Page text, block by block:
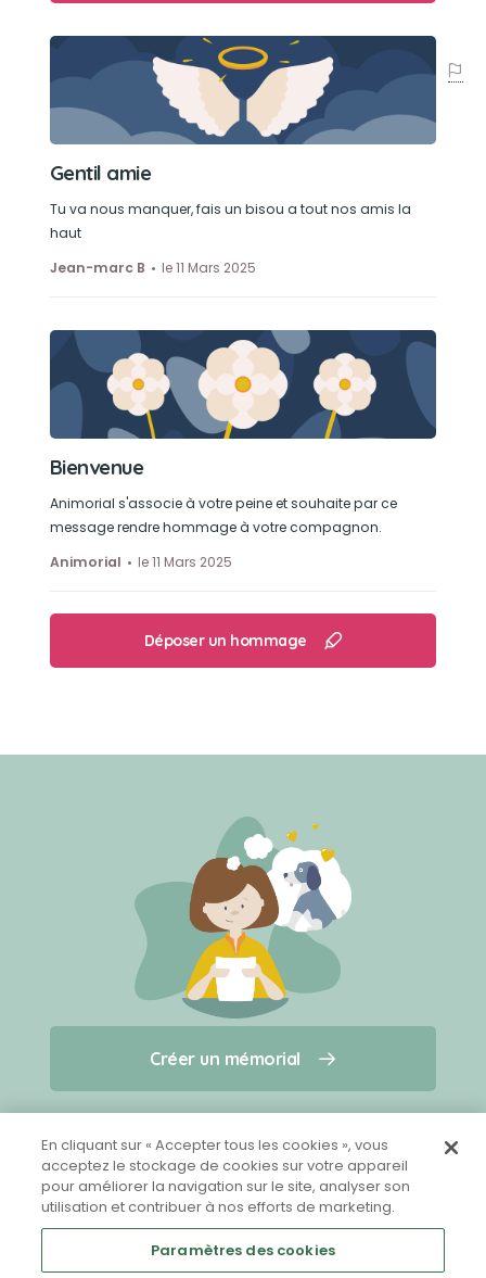
Créer un mémorial
Qui sommes-nous ?
Nous contacter
Partager sur Facebook
Gentil amie
Tu va nous manquer, fais un bisou a tout nos amis la
haut
Jean-marc B
le 11 Mars 2025
Bienvenue
Animorial s'associe à votre peine et souhaite par ce
message rendre hommage à votre compagnon.
Animorial
le 11 Mars 2025
Déposer un hommage
Créer un mémorial
En cliquant sur « Accepter tous les cookies », vous
acceptez le stockage de cookies sur votre appareil
pour améliorer la navigation sur le site, analyser son
utilisation et contribuer à nos efforts de marketing.
Paramètres des cookies